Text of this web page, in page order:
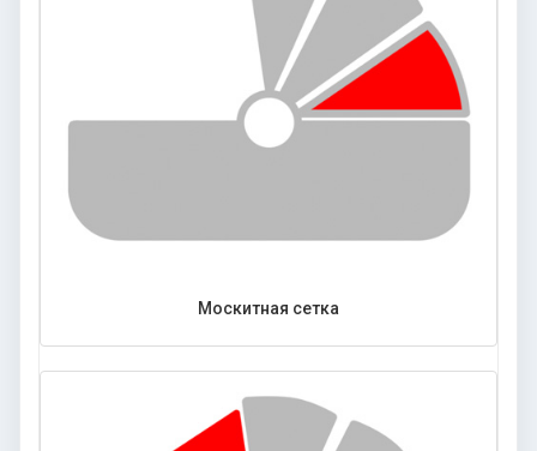
Москитная сетка